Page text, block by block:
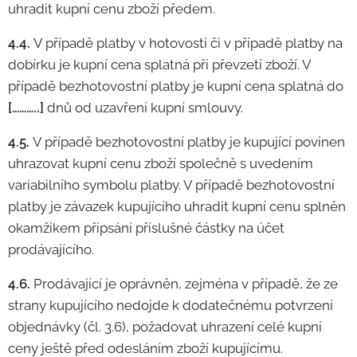
uhradit kupní cenu zboží předem.
4.4. V případě platby v hotovosti či v případě platby na
dobírku je kupní cena splatná při převzetí zboží. V
případě bezhotovostní platby je kupní cena splatná do
[………..] dnů od uzavření kupní smlouvy.
4.5. V případě bezhotovostní platby je kupující povinen
uhrazovat kupní cenu zboží společně s uvedením
variabilního symbolu platby. V případě bezhotovostní
platby je závazek kupujícího uhradit kupní cenu splněn
okamžikem připsání příslušné částky na účet
prodávajícího.
4.6. Prodávající je oprávněn, zejména v případě, že ze
strany kupujícího nedojde k dodatečnému potvrzení
objednávky (čl. 3.6), požadovat uhrazení celé kupní
ceny ještě před odesláním zboží kupujícímu.